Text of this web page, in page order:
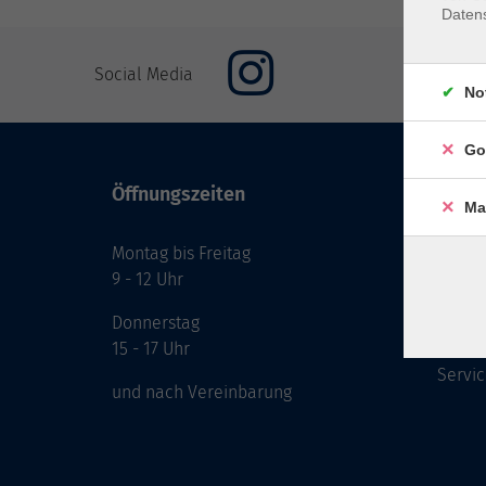
Social Media
Öffnungszeiten
Montag bis Freitag
9 - 12 Uhr
Donnerstag
15 - 17 Uhr
und nach Vereinbarung